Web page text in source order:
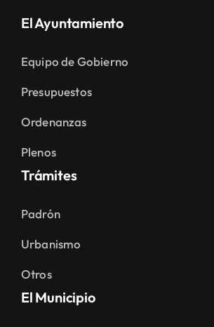
El Ayuntamiento
Equipo de Gobierno
Presupuestos
Ordenanzas
Plenos
Trámites
Padrón
Urbanismo
Otros
El Municipio